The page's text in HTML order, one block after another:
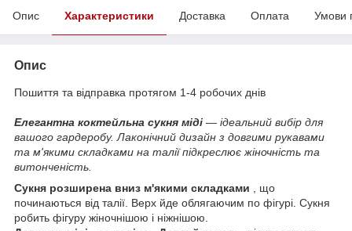
Опис Характеристики Доставка Оплата Умови
Опис
Пошиття та відправка протягом 1-4 робочих днів
Елегантна коктейльна сукня міді — ідеальний вибір для
вашого гардеробу. Лаконічний дизайн з довгими рукавами
та м'якими складками на талії підкреслює жіночність та
витонченість.
Сукня розширена вниз м'якими складками , що
починаються від талії. Верх йде облягаючим по фігурі. Сукня
робить фігуру жіночнішою і ніжнішою.